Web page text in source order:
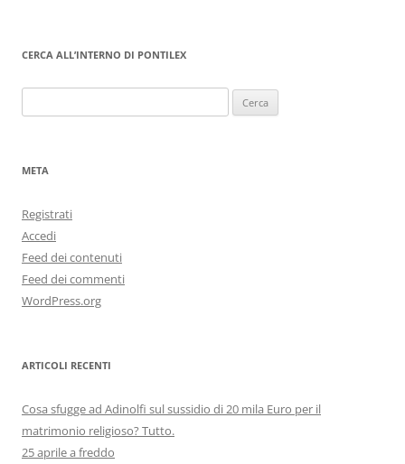
CERCA ALL’INTERNO DI PONTILEX
per:
META
Registrati
Accedi
Feed dei contenuti
Feed dei commenti
WordPress.org
ARTICOLI RECENTI
Cosa sfugge ad Adinolfi sul sussidio di 20 mila Euro per il
matrimonio religioso? Tutto.
25 aprile a freddo